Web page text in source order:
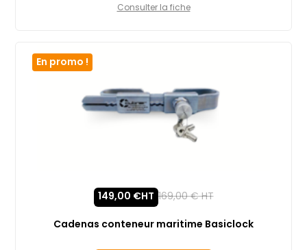
Consulter la fiche
En promo !
Cadenas conteneur maritime Basiclock
149,00 €HT 169,00€HT